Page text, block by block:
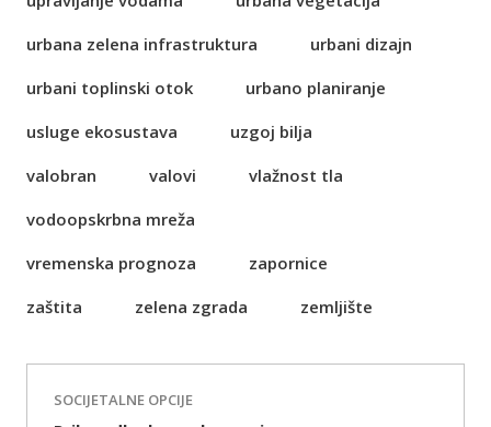
urbana zelena infrastruktura
urbani dizajn
urbani toplinski otok
urbano planiranje
usluge ekosustava
uzgoj bilja
valobran
valovi
vlažnost tla
vodoopskrbna mreža
vremenska prognoza
zapornice
zaštita
zelena zgrada zemljište
SOCIJETALNE OPCIJE